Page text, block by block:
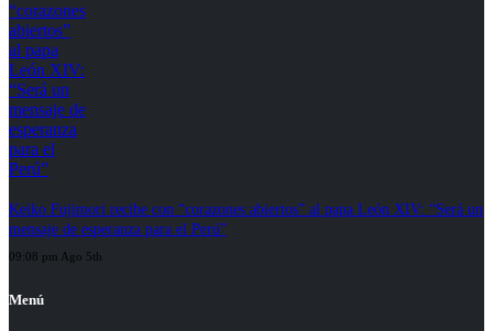
Keiko Fujimori recibe con “corazones abiertos” al papa León XIV: “Será un
mensaje de esperanza para el Perú”
09:08 pm Ago 5th
Menú